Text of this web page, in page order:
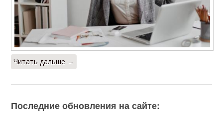
Читать дальше →
Последние обновления на сайте: